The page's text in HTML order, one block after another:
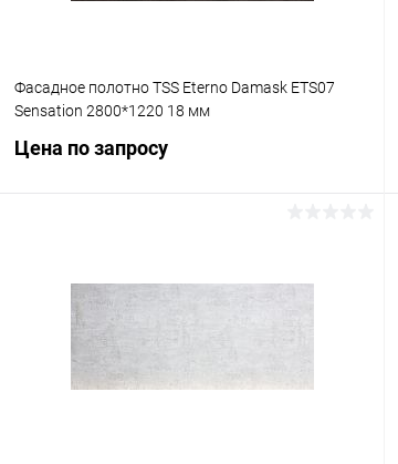
Фасадное полотно TSS Eterno Damask ETS07
Sensation 2800*1220 18 мм
Цена по запросу
Купить в 1 клик К сравнению
В избранное Под заказ